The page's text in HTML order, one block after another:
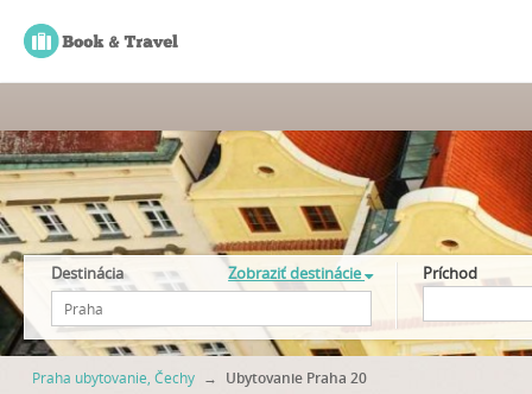
Destinácia Zobraziť destinácie Príchod
Praha ubytovanie, Čechy → Ubytovanie Praha 20